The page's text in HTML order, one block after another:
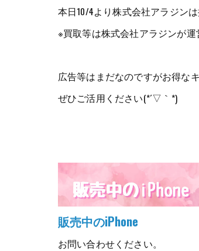
本日10/4より株式会社アラジン
※買取等は株式会社アラジンが運
広告等はまだなのですがお得な
ぜひご活用ください(*´▽｀*)
販売中のiPhone
お問い合わせください。